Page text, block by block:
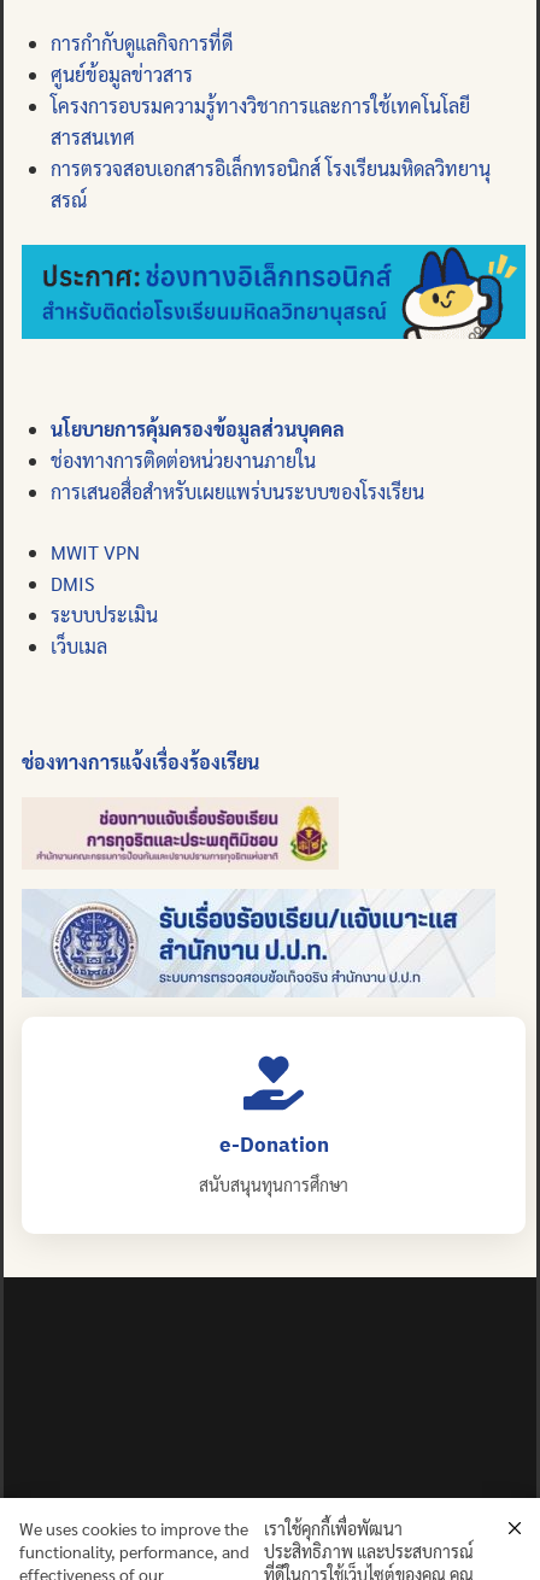
การกำกับดูแลกิจการที่ดี
ศูนย์ข้อมูลข่าวสาร
โครงการอบรมความรู้ทางวิชาการและการใช้เทคโนโลยี
สารสนเทศ
การตรวจสอบเอกสารอิเล็กทรอนิกส์ โรงเรียนมหิดลวิทยานุ
สรณ์
นโยบายการคุ้มครองข้อมูลส่วนบุคคล
ช่องทางการติดต่อหน่วยงานภายใน
การเสนอสื่อสำหรับเผยแพร่บนระบบของโรงเรียน
MWIT VPN
DMIS
ระบบประเมิน
เว็บเมล
ช่องทางการแจ้งเรื่องร้องเรียน
e-Donation
สนับสนุนทุนการศึกษา
We uses cookies to improve the
functionality, performance, and
effectiveness of our
เราใช้คุกกี้เพื่อพัฒนา
ประสิทธิภาพ และประสบการณ์
ที่ดีในการใช้เว็บไซต์ของคุณ คุณ